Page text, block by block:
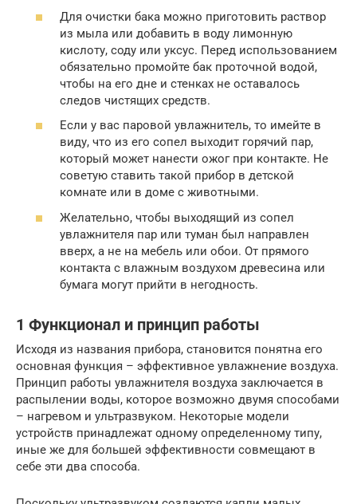
Для очистки бака можно приготовить раствор
из мыла или добавить в воду лимонную
кислоту, соду или уксус. Перед использованием
обязательно промойте бак проточной водой,
чтобы на его дне и стенках не оставалось
следов чистящих средств.
Если у вас паровой увлажнитель, то имейте в
виду, что из его сопел выходит горячий пар,
который может нанести ожог при контакте. Не
советую ставить такой прибор в детской
комнате или в доме с животными.
Желательно, чтобы выходящий из сопел
увлажнителя пар или туман был направлен
вверх, а не на мебель или обои. От прямого
контакта с влажным воздухом древесина или
бумага могут прийти в негодность.
1 Функционал и принцип работы
Исходя из названия прибора, становится понятна его
основная функция – эффективное увлажнение воздуха.
Принцип работы увлажнителя воздуха заключается в
распылении воды, которое возможно двумя способами
– нагревом и ультразвуком. Некоторые модели
устройств принадлежат одному определенному типу,
иные же для большей эффективности совмещают в
себе эти два способа.